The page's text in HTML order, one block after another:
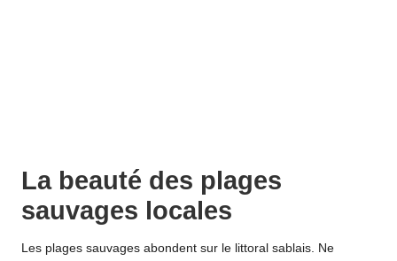
La beauté des plages
sauvages locales
Les plages sauvages abondent sur le littoral sablais. Ne